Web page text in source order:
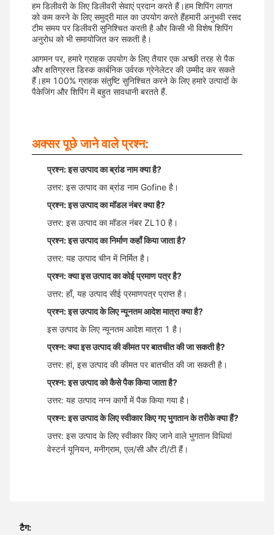
हम डिलीवरी के लिए डिलीवरी सेवाएं प्रदान करते हैं।हम शिपिंग लागत
को कम करने के लिए समुद्री माल का उपयोग करते हैंहमारी अनुभवी रसद
टीम समय पर डिलीवरी सुनिश्चित करती है और किसी भी विशेष शिपिंग
अनुरोध को भी समायोजित कर सकती है।
आगमन पर, हमारे ग्राहक उपयोग के लिए तैयार एक अच्छी तरह से पैक
और क्षतिग्रस्त डिस्क कार्बनिक उर्वरक ग्रेनेलेटर की उम्मीद कर सकते
हैं।हम 100% ग्राहक संतुष्टि सुनिश्चित करने के लिए हमारे उत्पादों के
पैकेजिंग और शिपिंग में बहुत सावधानी बरतते हैं.
अक्सर पूछे जाने वाले प्रश्न:
प्रश्न: इस उत्पाद का ब्रांड नाम क्या है?
उत्तर: इस उत्पाद का ब्रांड नाम Gofine है।
प्रश्न: इस उत्पाद का मॉडल नंबर क्या है?
उत्तर: इस उत्पाद का मॉडल नंबर ZL10 है।
प्रश्न: इस उत्पाद का निर्माण कहाँ किया जाता है?
उत्तर: यह उत्पाद चीन में निर्मित है।
प्रश्न: क्या इस उत्पाद का कोई प्रमाण पत्र है?
उत्तर: हाँ, यह उत्पाद सीई प्रमाणपत्र प्राप्त है।
प्रश्न: इस उत्पाद के लिए न्यूनतम आदेश मात्रा क्या है?
इस उत्पाद के लिए न्यूनतम आदेश मात्रा 1 है।
प्रश्न: क्या इस उत्पाद की कीमत पर बातचीत की जा सकती है?
उत्तर: हां, इस उत्पाद की कीमत पर बातचीत की जा सकती है।
प्रश्न: इस उत्पाद को कैसे पैक किया जाता है?
उत्तर: यह उत्पाद नग्न कार्गो में पैक किया गया है।
प्रश्न: इस उत्पाद के लिए स्वीकार किए गए भुगतान के तरीके क्या हैं?
उत्तर: इस उत्पाद के लिए स्वीकार किए जाने वाले भुगतान विधियां
वेस्टर्न यूनियन, मनीग्राम, एल/सी और टी/टी हैं।
टैग: